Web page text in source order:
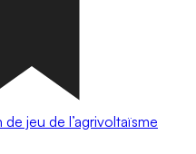
jeu de l’agrivoltaïsme